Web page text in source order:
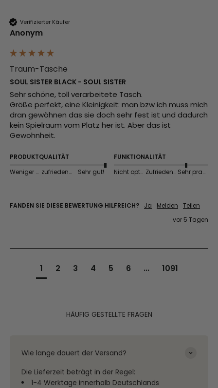
Verifizierter Käufer
Anonym
Traum-Tasche
SOUL SISTER BLACK - SOUL SISTER
Sehr schöne, toll verarbeitete Tasch.
Größe perfekt, eine Kleinigkeit: man bzw ich muss mich
dran gewöhnen das sie doch sehr fest ist und dadurch
kein Spielraum vom Platz her ist. Aber das ist
Gewohnheit.
PRODUKTQUALITÄT
Weniger gut
zufriedenstellend Sehr gut!
FUNKTIONALITÄT
Nicht optimal
Zufriedenstellend Sehr praktisch
FANDEN SIE DIESE BEWERTUNG HILFREICH? Ja Melden
Teilen
vor 5 Tagen
1 2 3 4 5 6 ... 1091
HÄUFIG GESTELLTE FRAGEN
Wie lange dauert der Versand?
Die Lieferzeit beträgt in der Regel:
1-4 Werktage innerhalb Deutschlands